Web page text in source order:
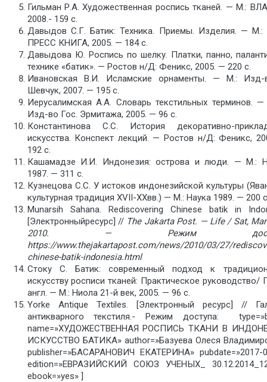
Гильман Р.А. Художественная роспись тканей. — М.:
2008.- 159 с.
Давыдов С.Г. Батик: Техника. Приемы. Изделия. —
ПРЕСС КНИГА, 2005. — 184 с.
Давыдова Ю. Роспись по шелку. Платки, панно,
технике «батик». — Ростов н/Д: Феникс, 2005. — 220 с.
Ивановская В.И. Исламские орнаменты. — М.:
Шевчук, 2007. — 195 с.
Иерусалимская А.А. Словарь текстильных терминов.
Изд-во Гос. Эрмитажа, 2005. — 96 с.
Константинова С.С. История декоративно-
искусства. Конспект лекций. — Ростов н/Д: Феникс,
192 с.
Кашамадзе И.И. Индонезия: острова и люди. — М.:
1987. — 311 с.
Кузнецова С.С. У истоков индонезийской культуры
культурная традиция XVII-XXвв.) — М.: Наука 1989. — 200
Munarsih Sahana. Rediscovering Chinese batik in
[Электронныйресурс] // The Jakarta Post. — Life / Sat,
2010. — Режим
https://www.thejakartapost.com/news/2010/03/27/
chinese-batik-indonesia.html
Стоку С. Батик: современный подход к
искусству росписи тканей: Практическое руководство/
англ. — М.: Ниола 21-й век, 2005. — 96 с.
Yorke Antique Textiles. [Электронный ресурс] //
антикварного текстиля.- Режим доступа:
name=»ХУДОЖЕСТВЕННАЯ РОСПИСЬ ТКАНИ В
ИСКУССТВО БАТИКА» author=»Базуева Олеся
publisher=»БАСАРАНОВИЧ ЕКАТЕРИНА» pubdate=»2017-
edition=»ЕВРАЗИЙСКИЙ СОЮЗ УЧЕНЫХ_
ebook=»yes» ]